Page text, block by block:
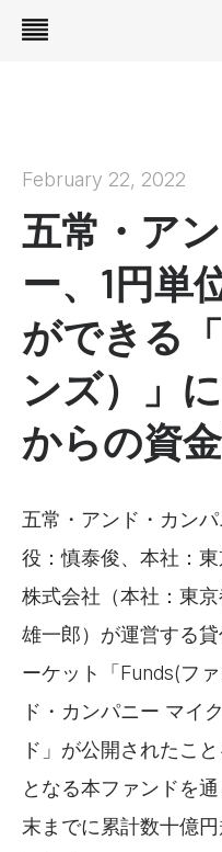
February 22, 2022
五常・ア
ー、1円単
ができる
ンズ）」
からの資
五常・アンド・カン
役：慎泰俊、本社：
株式会社（本社：東
雄一郎）が運営する
ーケット「Funds(フ
ド・カンパニー マイ
ド」が公開されたこ
となる本ファンドを
末までに累計数十億